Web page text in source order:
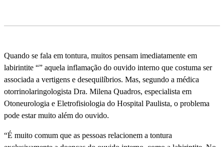
Quando se fala em tontura, muitos pensam imediatamente em
labirintite “” aquela inflamação do ouvido interno que costuma ser
associada a vertigens e desequilí­brios. Mas, segundo a médica
otorrinolaringologista Dra. Milena Quadros, especialista em
Otoneurologia e Eletrofisiologia do Hospital Paulista, o problema
pode estar muito além do ouvido.
“É muito comum que as pessoas relacionem a tontura